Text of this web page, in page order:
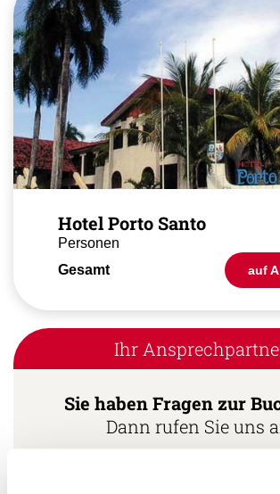
Hotel Porto Santo
Personen
Gesamt
auf
Ihr
Sie haben Fragen zur
Dann rufen Sie uns